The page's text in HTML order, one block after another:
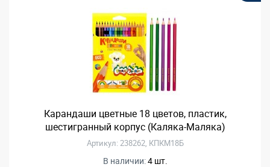
Карандаши цветные 18 цветов, пластик,
шестигранный корпус (Каляка-Маляка)
Артикул: 238262, КПКМ18Б
В наличии:4 шт.